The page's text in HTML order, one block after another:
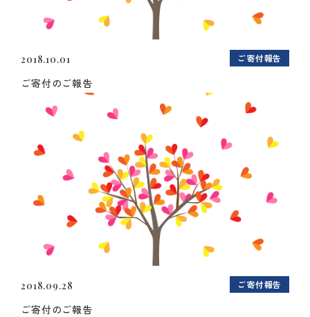
2018.10.01 ご寄付報告
ご寄付のご報告
2018.09.28 ご寄付報告
ご寄付のご報告